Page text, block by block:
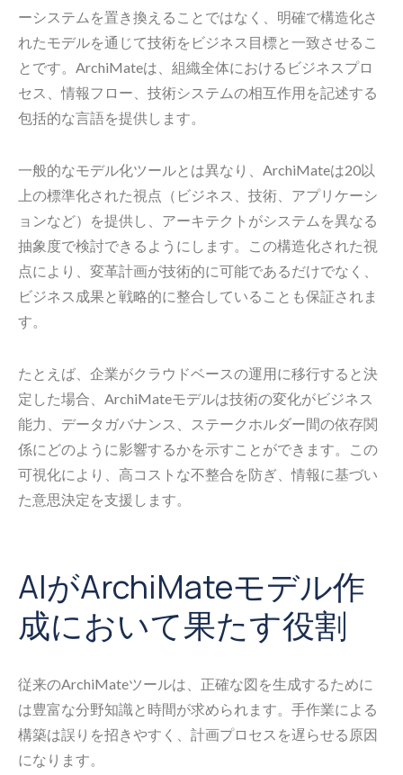
ーシステムを置き換えることではなく、明確で構造化さ
れたモデルを通じて技術をビジネス目標と一致させるこ
とです。ArchiMateは、組織全体におけるビジネスプロ
セス、情報フロー、技術システムの相互作用を記述する
包括的な言語を提供します。
一般的なモデル化ツールとは異なり、ArchiMateは20以
上の標準化された視点（ビジネス、技術、アプリケーシ
ョンなど）を提供し、アーキテクトがシステムを異なる
抽象度で検討できるようにします。この構造化された視
点により、変革計画が技術的に可能であるだけでなく、
ビジネス成果と戦略的に整合していることも保証されま
す。
たとえば、企業がクラウドベースの運用に移行すると決
定した場合、ArchiMateモデルは技術の変化がビジネス
能力、データガバナンス、ステークホルダー間の依存関
係にどのように影響するかを示すことができます。この
可視化により、高コストな不整合を防ぎ、情報に基づい
た意思決定を支援します。
AIがArchiMateモデル作
成において果たす役割
従来のArchiMateツールは、正確な図を生成するために
は豊富な分野知識と時間が求められます。手作業による
構築は誤りを招きやすく、計画プロセスを遅らせる原因
になります。